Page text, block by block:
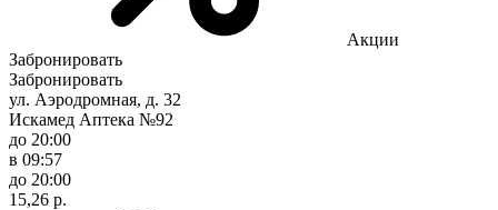
Акции
Забронировать
Забронировать
ул. Аэродромная, д. 32
Искамед Аптека №92
до 20:00
в 09:57
до 20:00
15,26 р.